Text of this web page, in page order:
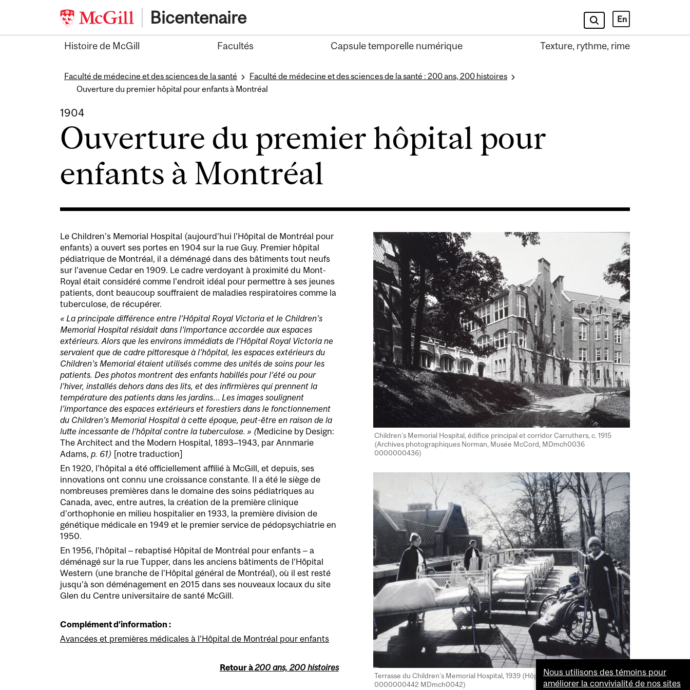
Bicentenaire En
Histoire de McGill Facultés Capsule temporelle numérique Texture, rythme, rime
Faculté de médecine et des sciences de la santé
Faculté de médecine et des sciences de la santé : 200 ans, 200 histoires
Ouverture du premier hôpital pour enfants à Montréal
1904
Ouverture du premier hôpital pour
enfants à Montréal
Children’s Memorial Hospital, édifice principal et corridor Carruthers, c. 1915
(Archives photographiques Norman, Musée McCord, MDmch0036
0000000436)
Le Children’s Memorial Hospital (aujourd’hui l’Hôpital de Montréal pour
enfants) a ouvert ses portes en 1904 sur la rue Guy. Premier hôpital
pédiatrique de Montréal, il a déménagé dans des bâtiments tout neufs
sur l’avenue Cedar en 1909. Le cadre verdoyant à proximité du Mont-
Royal était considéré comme l’endroit idéal pour permettre à ses jeunes
patients, dont beaucoup souffraient de maladies respiratoires comme la
tuberculose, de récupérer.
« La principale différence entre l’Hôpital Royal Victoria et le Children’s
Memorial Hospital résidait dans l’importance accordée aux espaces
extérieurs. Alors que les environs immédiats de l’Hôpital Royal Victoria ne
servaient que de cadre pittoresque à l’hôpital, les espaces extérieurs du
Children’s Memorial étaient utilisés comme des unités de soins pour les
patients. Des photos montrent des enfants habillés pour l’été ou pour
l’hiver, installés dehors dans des lits, et des infirmières qui prennent la
température des patients dans les jardins… Les images soulignent
l’importance des espaces extérieurs et forestiers dans le fonctionnement
du Children’s Memorial Hospital à cette époque, peut-être en raison de la
lutte incessante de l’hôpital contre la tuberculose. » (Medicine by Design:
The Architect and the Modern Hospital, 1893–1943, par Annmarie
Adams, p. 61) [notre traduction]
Terrasse du Children’s Memorial Hospital, 1939 (Hôpital de Montréal pour enfants
0000000442 MDmch0042)
En 1920, l’hôpital a été officiellement affilié à McGill, et depuis, ses
innovations ont connu une croissance constante. Il a été le siège de
nombreuses premières dans le domaine des soins pédiatriques au
Canada, avec, entre autres, la création de la première clinique
d’orthophonie en milieu hospitalier en 1933, la première division de
génétique médicale en 1949 et le premier service de pédopsychiatrie en
1950.
En 1956, l’hôpital – rebaptisé Hôpital de Montréal pour enfants – a
déménagé sur la rue Tupper, dans les anciens bâtiments de l’Hôpital
Western (une branche de l’Hôpital général de Montréal), où il est resté
jusqu’à son déménagement en 2015 dans ses nouveaux locaux du site
Glen du Centre universitaire de santé McGill.
Complément d’information :
Avancées et premières médicales à l’Hôpital de Montréal pour enfants
Retour à200 ans, 200 histoires
Nous utilisons des témoins pour
améliorer la convivialité de nos sites